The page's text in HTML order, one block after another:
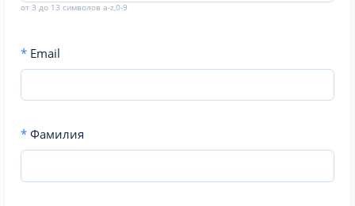
от 3 до 13 символов a-z,0-9
* Email
* Фамилия